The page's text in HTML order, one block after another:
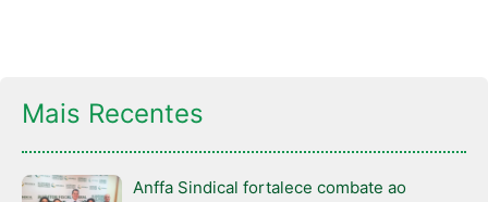
Mais Recentes
Anffa Sindical fortalece combate ao